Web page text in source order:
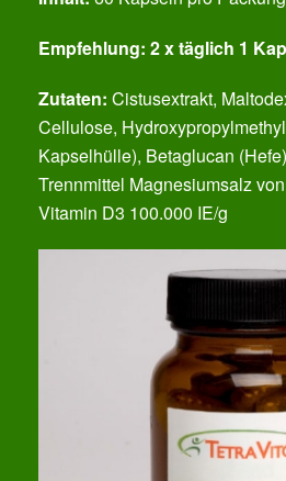
Empfehlung: 2 x täglich 1
Zutaten: Cistusextrakt,
Cellulose,
Kapselhülle), Betaglucan
Trennmittel Magnesiumsalz
Vitamin D3 100.000 IE/g